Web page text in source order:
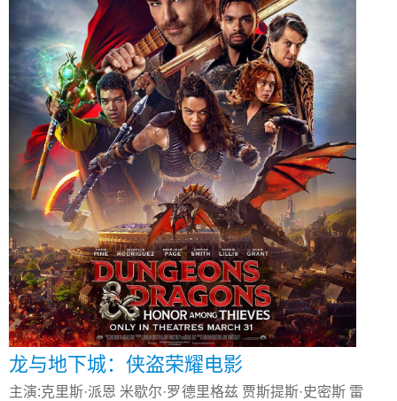
龙与地下城：侠盗荣耀电影
主演:克里斯·派恩 米歇尔·罗德里格兹 贾斯提斯·史密斯 雷